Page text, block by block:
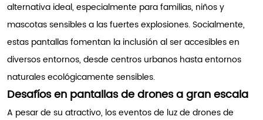
alternativa ideal, especialmente para familias, niños y
mascotas sensibles a las fuertes explosiones. Socialmente,
estas pantallas fomentan la inclusión al ser accesibles en
diversos entornos, desde centros urbanos hasta entornos
naturales ecológicamente sensibles.
Desafíos en pantallas de drones a gran escala
A pesar de su atractivo, los eventos de luz de drones de